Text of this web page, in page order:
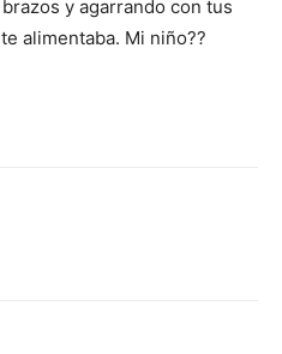
y agarrando con tus
alimentaba. Mi niño??